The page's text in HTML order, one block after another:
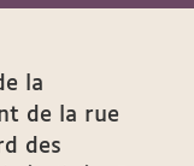
la
de la rue
des